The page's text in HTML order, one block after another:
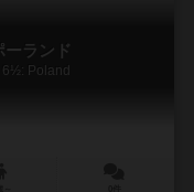
ーランド
Poland